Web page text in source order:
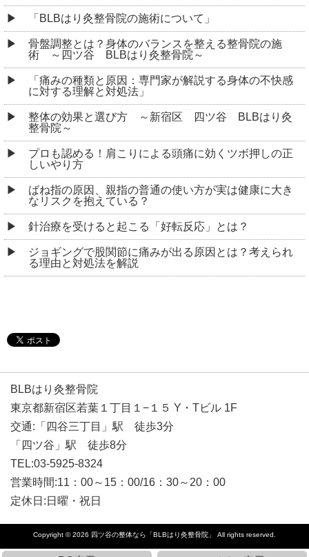
「BLBはり灸整骨院の施術について」
骨盤調整とは？身体のバランスを整える整骨院の施
術 ～四ツ谷 BLBはり灸整骨院～
「痛みの種類と原因：専門家が解説する身体の不快感
に対する理解と対処法」
整体の効果と選び方 ～新宿区 四ツ谷 BLBはり灸
整骨院～
プロも認める！肩こりによる頭痛に効くツボ押しの正
しいやり方
ばね指の原因、親指の普通の使い方が実は健康に大き
なリスクを抱えている？
針治療を受けると起こる「好転反応」とは？
ジョギングで股関節に痛みが出る原因とは？考えられ
る理由と対処法を解説
BLBはり灸整骨院
東京都新宿区若葉１丁目１−１５ Y・Tビル 1F
交通:「四谷三丁目」駅 徒歩3分
「四ツ谷」駅 徒歩8分
TEL:03-5925-8324
営業時間:11：00～15：00/16：30～20：00
定休日:日曜・祝日
Copyright © 2026 四ツ谷の整体なら「BLBはり灸整骨院」 All rights reserved.